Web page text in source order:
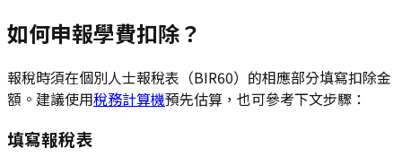
如何申報學費扣除？
報稅時須在個別人士報稅表（BIR60）的相應部分填寫扣除金
額。建議使用稅務計算機預先估算，也可參考下文步驟：
填寫報稅表